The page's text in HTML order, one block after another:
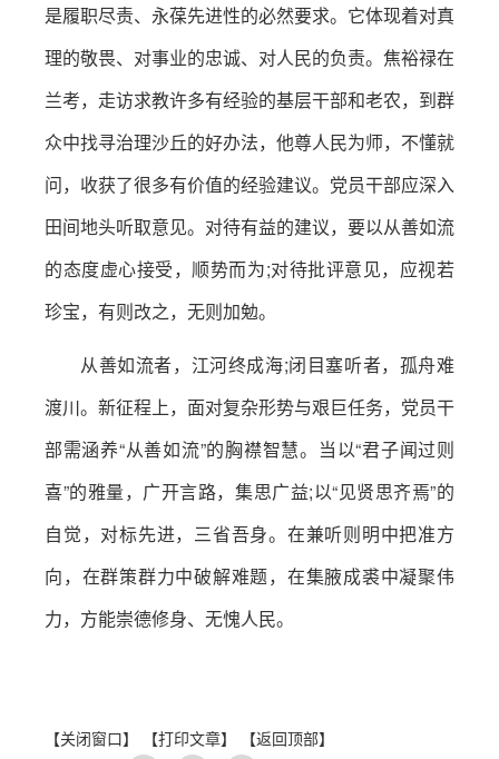
是履职尽责、永葆先进性的必然要求。它体现着对真
理的敬畏、对事业的忠诚、对人民的负责。焦裕禄在
兰考，走访求教许多有经验的基层干部和老农，到群
众中找寻治理沙丘的好办法，他尊人民为师，不懂就
问，收获了很多有价值的经验建议。党员干部应深入
田间地头听取意见。对待有益的建议，要以从善如流
的态度虚心接受，顺势而为;对待批评意见，应视若
珍宝，有则改之，无则加勉。
从善如流者，江河终成海;闭目塞听者，孤舟难
渡川。新征程上，面对复杂形势与艰巨任务，党员干
部需涵养“从善如流”的胸襟智慧。当以“君子闻过则
喜”的雅量，广开言路，集思广益;以“见贤思齐焉”的
自觉，对标先进，三省吾身。在兼听则明中把准方
向，在群策群力中破解难题，在集腋成裘中凝聚伟
力，方能崇德修身、无愧人民。
【关闭窗口】 【打印文章】 【返回顶部】